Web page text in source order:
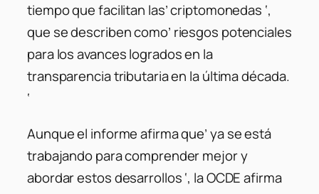
tiempo que facilitan las’ criptomonedas ‘,
que se describen como’ riesgos potenciales
para los avances logrados en la
transparencia tributaria en la última década.
‘
Aunque el informe afirma que’ ya se está
trabajando para comprender mejor y
abordar estos desarrollos ‘, la OCDE afirma